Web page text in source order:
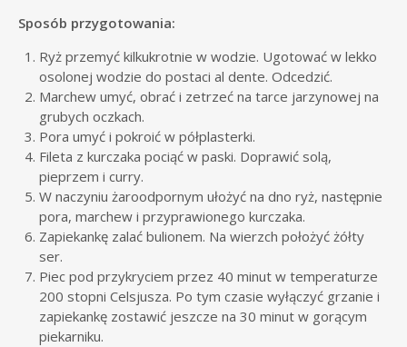
Sposób przygotowania:
Ryż przemyć kilkukrotnie w wodzie. Ugotować w lekko
osolonej wodzie do postaci al dente. Odcedzić.
Marchew umyć, obrać i zetrzeć na tarce jarzynowej na
grubych oczkach.
Pora umyć i pokroić w półplasterki.
Fileta z kurczaka pociąć w paski. Doprawić solą,
pieprzem i curry.
W naczyniu żaroodpornym ułożyć na dno ryż, następnie
pora, marchew i przyprawionego kurczaka.
Zapiekankę zalać bulionem. Na wierzch położyć żółty
ser.
Piec pod przykryciem przez 40 minut w temperaturze
200 stopni Celsjusza. Po tym czasie wyłączyć grzanie i
zapiekankę zostawić jeszcze na 30 minut w gorącym
piekarniku.